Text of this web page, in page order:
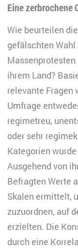
Eine zerbrochene
Wie beurteilen
gefälschten
ihrem Land?
relevante Fragen
Umfrage
regimetreu,
oder sehr
Kategorien
Ausgehend von
Befragten Werte
Skalen ermittelt,
zuzuordnen, auf
erzielten. Die
durch eine